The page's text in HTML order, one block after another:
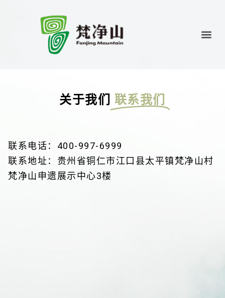
关于我们 联系我们
联系电话：400-997-6999
联系地址：贵州省铜仁市江口县太平镇梵净山村
梵净山申遗展示中心3楼